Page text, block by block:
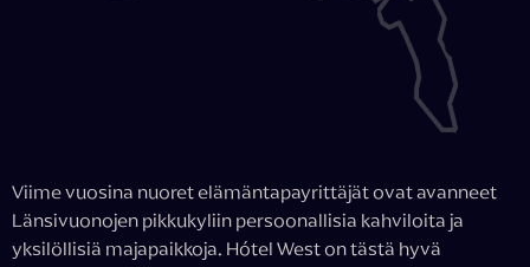
Viime vuosina nuoret elämäntapayrittäjät ovat avanneet
Länsivuonojen pikkukyliin persoonallisia kahviloita ja
yksilöllisiä majapaikkoja. Hótel West on tästä hyvä